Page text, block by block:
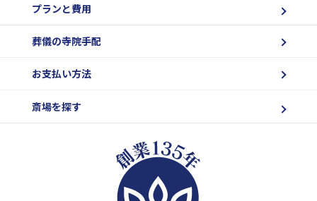
プランと費用
葬儀の寺院手配
お支払い方法
斎場を探す